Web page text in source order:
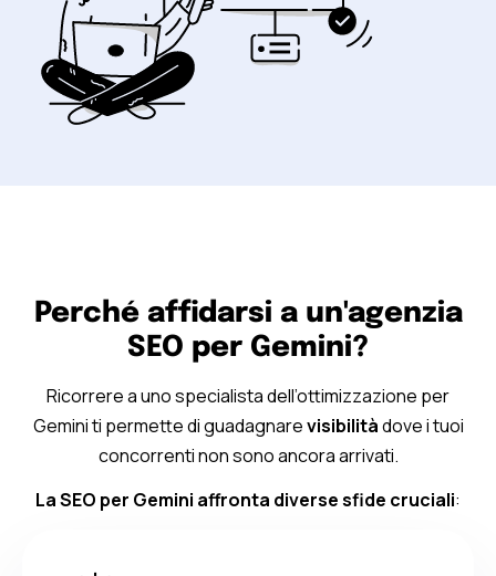
Perché affidarsi a un'agenzia
SEO per Gemini?
Ricorrere a uno specialista dell’ottimizzazione per
Gemini ti permette di guadagnarevisibilitàdove i tuoi
concorrenti non sono ancora arrivati.
LaSEO per Gemini affronta diversesfide cruciali: